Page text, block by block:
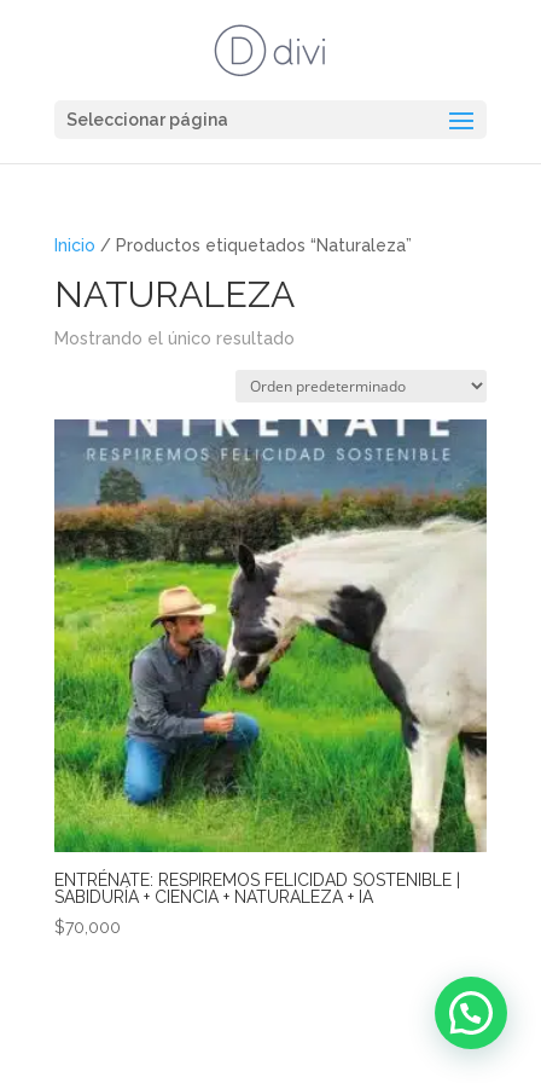
Seleccionar página
Inicio / Productos etiquetados “Naturaleza”
NATURALEZA
Mostrando el único resultado
ENTRÉNATE: RESPIREMOS FELICIDAD SOSTENIBLE |
SABIDURÍA + CIENCIA + NATURALEZA + IA
$70,000